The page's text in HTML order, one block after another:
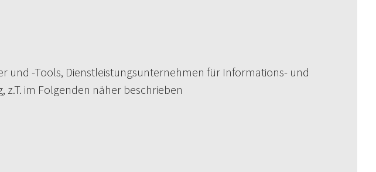
und -Tools, Dienstleistungsunternehmen für Informations- und
im Folgenden näher beschrieben